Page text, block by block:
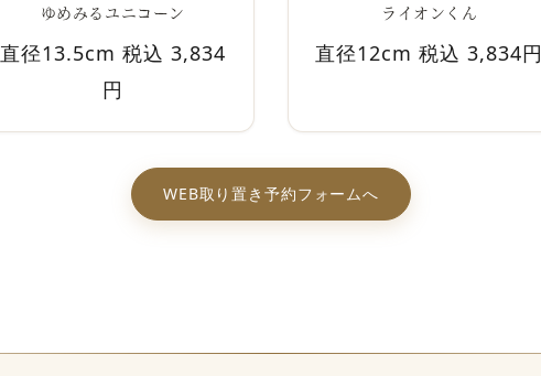
ゆめみるユニコーン
直径13.5cm 税込 3,834
円
ライオンくん
直径12cm 税込 3,834円
WEB取り置き予約フォームへ